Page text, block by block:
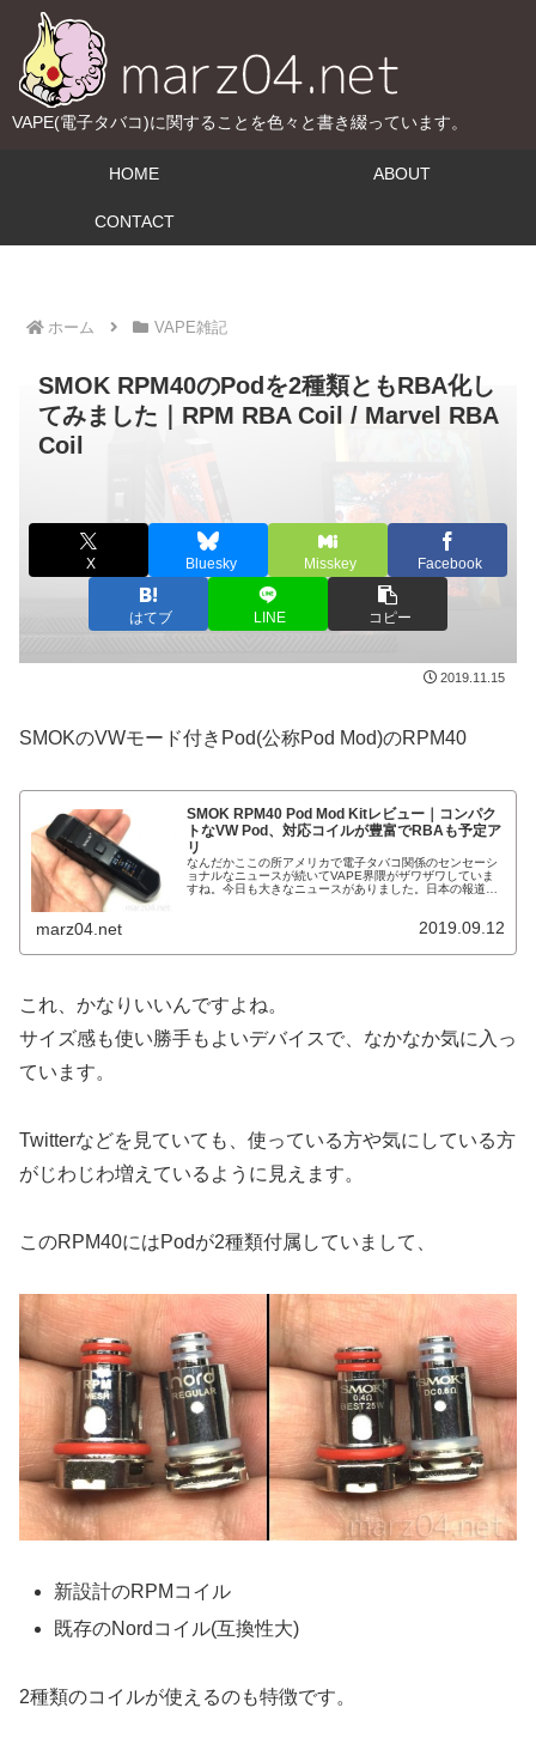
VAPE(電子タバコ)に関することを色々と書き綴っています。
HOME ABOUT
CONTACT
ホーム VAPE雑記
SMOK RPM40のPodを2種類ともRBA化し
てみました｜RPM RBA Coil / Marvel RBA
Coil
X Bluesky Misskey Facebook
はてブ LINE コピー
2019.11.15
SMOKのVWモード付きPod(公称Pod Mod)のRPM40
SMOK RPM40 Pod Mod Kitレビュー｜コンパク
トなVW Pod、対応コイルが豊富でRBAも予定ア
リ
なんだかここの所アメリカで電子タバコ関係のセンセーシ
ョナルなニュースが続いてVAPE界隈がザワザワしていま
すね。今日も大きなニュースがありました。日本の報道で
marz04.net 2019.09.12
これ、かなりいいんですよね。
サイズ感も使い勝手もよいデバイスで、なかなか気に入っ
ています。
Twitterなどを見ていても、使っている方や気にしている方
がじわじわ増えているように見えます。
このRPM40にはPodが2種類付属していまして、
新設計のRPMコイル
既存のNordコイル(互換性大)
2種類のコイルが使えるのも特徴です。